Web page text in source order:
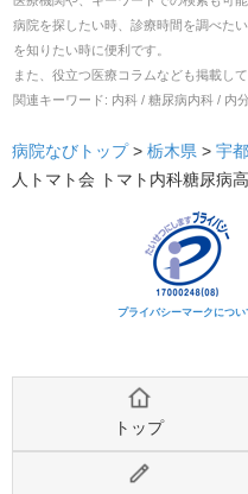
病院を探したい時、診療時間を調べた
を知りたい時に便利です。
また、役立つ医療コラムなども掲載し
関連キーワード: 内科 / 糖尿病内科 / 内
病院なびトップ > 栃木県 > 宇
人トマト会 トマト内科糖尿病
プライバシーマークについ
トップ